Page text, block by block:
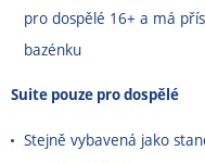
pro dospělé 16+ a má
bazénku
Suite pouze pro dospělé
Stejně vybavená jako